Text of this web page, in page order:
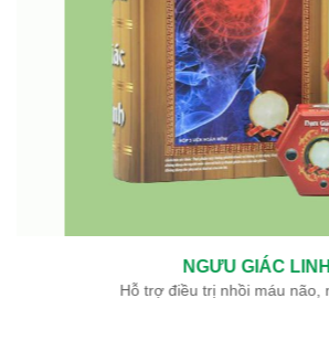
NGƯU GIÁC LINH –
Hỗ trợ điều trị nhồi máu não,